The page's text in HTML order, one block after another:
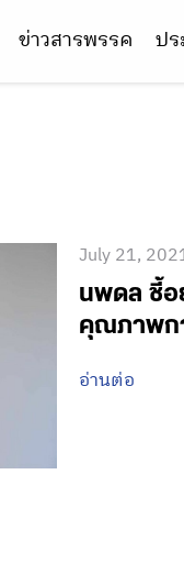
ข่าวสารพรรค ป
July 21,
นพดล ชี้อ
คุณภาพกา
อ่านต่อ